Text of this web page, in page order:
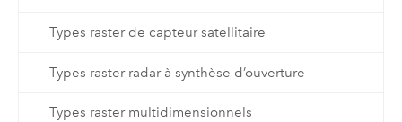
Types raster de capteur satellitaire
Types raster radar à synthèse d’ouverture
Types raster multidimensionnels